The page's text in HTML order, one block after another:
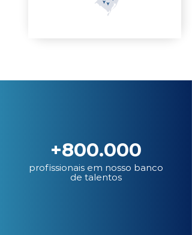
+800.000
profissionais em nosso banco
de talentos